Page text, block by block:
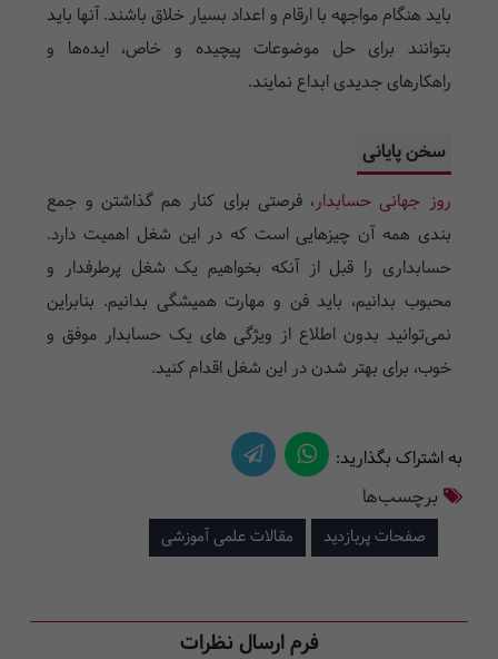
باید هنگام مواجهه با ارقام و اعداد بسیار خلاق باشند. آنها باید
بتوانند برای حل موضوعات پیچیده و خاص، ایده­‌ها و
راهکارهای جدیدی ابداع نمایند.
سخن پایانی
روز جهانی حسابدار، فرصتی برای کنار هم گذاشتن و جمع
بندی همه آن چیزهایی است که در این شغل اهمیت دارد.
حسابداری را قبل از آنکه بخواهیم یک شغل پرطرفدار و
محبوب بدانیم، باید فن و مهارت همیشگی بدانیم. بنابراین
نمی‌توانید بدون اطلاع از ویژگی های یک حسابدار موفق و
خوب، برای بهتر شدن در این شغل اقدام کنید.
به اشتراک بگذارید:
برچسب‌ها
صفحات پربازدید مقالات علمی آموزشی
فرم ارسال نظرات